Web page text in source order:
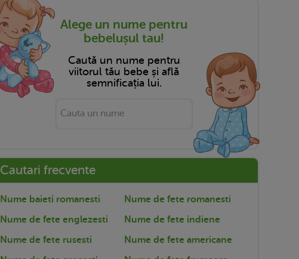
Alege un nume pentru
bebelușul tau!
Caută un nume pentru
viitorul tău bebe și află
semnificația lui.
Cautari frecvente
Nume baieti romanesti
Nume de fete romanesti
Nume de fete englezesti
Nume de fete indiene
Nume de fete rusesti
Nume de fete americane